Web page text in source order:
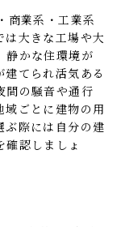
商業系・工業系
は大きな工場や大
静かな住環境が
てられ活気ある
間の騒音や通行
ごとに建物の用
ぶ際には自分の建
認しましょ